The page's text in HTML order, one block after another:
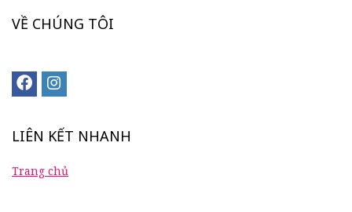
VỀ CHÚNG TÔI
LIÊN KẾT NHANH
Trang chủ